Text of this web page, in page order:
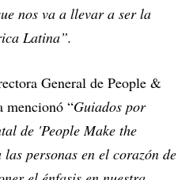
nos va a llevar a ser la
Latina”.
General de People &
mencionó “Guiados por
de 'People Make the
personas en el corazón de